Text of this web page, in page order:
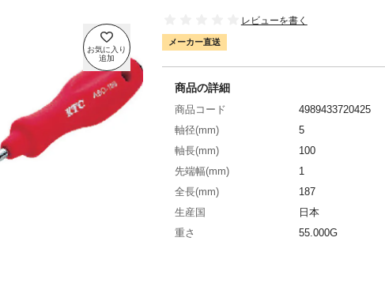
レビューを書く
メーカー直送
商品の詳細
商品コード
4989433720425
軸径(mm)
5
軸長(mm)
100
先端幅(mm)
1
全長(mm)
187
生産国
日本
重さ
55.000G